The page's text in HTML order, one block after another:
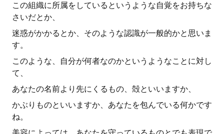
この組織に所属をしているというような自覚をお持ちな
さいだとか、
迷惑がかかるとか、そのような認識が一般的かと思いま
す。
このような、自分が何者なのかというようなことに対し
て、
あなたの名前より先にくるもの、殻といいますか、
かぶりものといいますか、あなたを包んでいる何かです
ね。